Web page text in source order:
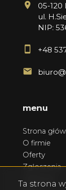
05-120
ul.
NIP:
+48
menu
Strona
O firmie
Oferty
Zgłoszenia
Ta strona